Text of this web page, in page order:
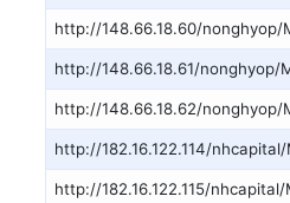
http://148.66.18.60/nonghyop/
http://148.66.18.61/nonghyop/
http://148.66.18.62/nonghyop/
http://182.16.122.114/
http://182.16.122.115/